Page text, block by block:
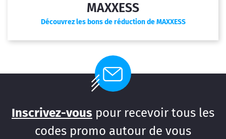
MAXXESS
Découvrez les bons de réduction de MAXXESS
Inscrivez-vous pour recevoir tous les
codes promo autour de vous